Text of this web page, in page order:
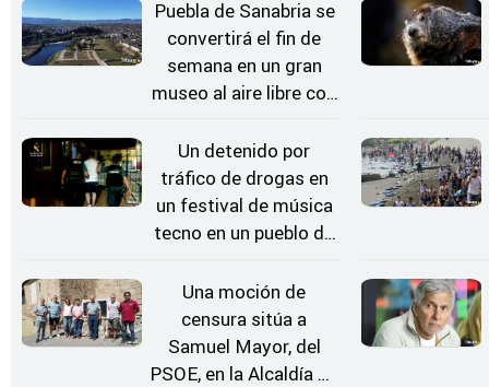
coche
Puebla de Sanabria se
convertirá el fin de
semana en un gran
museo al aire libre con
Un detenido por
tráfico de drogas en
un festival de música
tecno en un pueblo de
Una moción de
censura sitúa a
Samuel Mayor, del
PSOE, en la Alcaldía de